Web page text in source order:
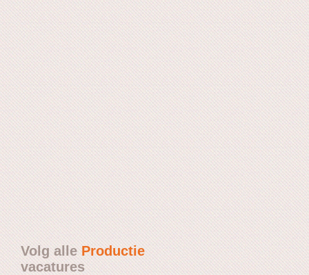
Volg alle Productie
vacatures